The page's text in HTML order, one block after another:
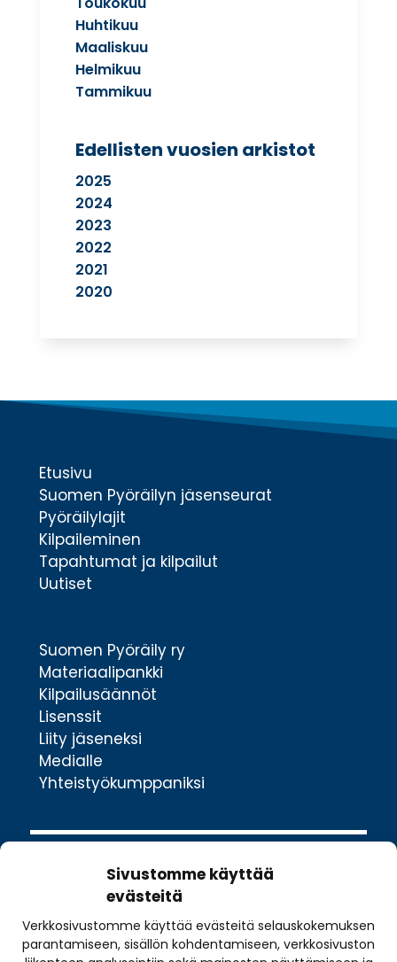
Sivustomme käyttää
evästeitä
Verkkosivustomme käyttää evästeitä selauskokemuksen
parantamiseen, sisällön kohdentamiseen, verkkosivuston
Huhtikuu
Maaliskuu
Helmikuu
Tammikuu
Edellisten vuosien arkistot
2025
2024
2023
2022
2021
2020
Etusivu
Suomen Pyöräilyn jäsenseurat
Pyöräilylajit
Kilpaileminen
Tapahtumat ja kilpailut
Uutiset
Suomen Pyöräily ry
Materiaalipankki
Kilpailusäännöt
Lisenssit
Liity jäseneksi
Medialle
Yhteistyökumppaniksi
Valimotie 10